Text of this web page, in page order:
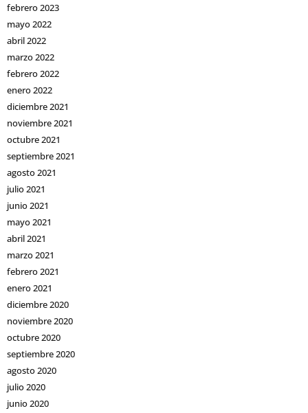
febrero 2023
mayo 2022
abril 2022
marzo 2022
febrero 2022
enero 2022
diciembre 2021
noviembre 2021
octubre 2021
septiembre 2021
agosto 2021
julio 2021
junio 2021
mayo 2021
abril 2021
marzo 2021
febrero 2021
enero 2021
diciembre 2020
noviembre 2020
octubre 2020
septiembre 2020
agosto 2020
julio 2020
junio 2020